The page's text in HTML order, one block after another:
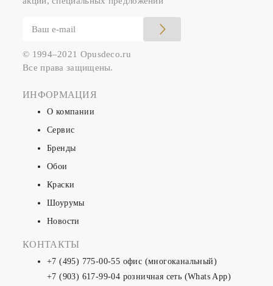
© 1994–2021 Opusdeco.ru
Все права защищены.
ИНФОРМАЦИЯ
О компании
Сервис
Бренды
Обои
Краски
Шоурумы
Новости
КОНТАКТЫ
+7 (495) 775-00-55 офис (многоканальный)
+7 (903) 617-99-04 розничная сеть (Whats App)